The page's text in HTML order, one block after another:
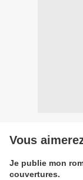
Vous
Je publie mon
couvertures.